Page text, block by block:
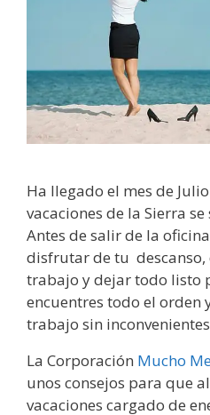
Ha llegado el mes de
vacaciones de la Sierra
Antes de salir de la
disfrutar de tu descanso,
trabajo y dejar todo listo
encuentres todo el orden
trabajo sin
La Corporación Mucho
unos consejos para que
vacaciones cargado de